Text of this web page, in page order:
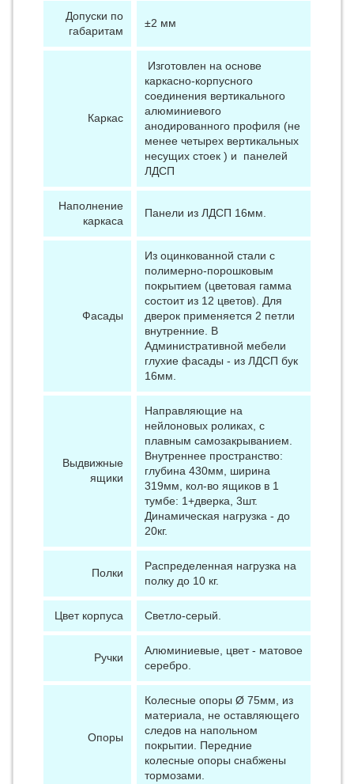
Допуски по
габаритам
±2 мм
Каркас
Изготовлен на основе
каркасно-корпусного
соединения вертикального
алюминиевого
анодированного профиля (не
менее четырех вертикальных
несущих стоек ) и панелей
ЛДСП
Наполнение
каркаса
Панели из ЛДСП 16мм.
Фасады
Из оцинкованной стали с
полимерно-порошковым
покрытием (цветовая гамма
состоит из 12 цветов). Для
дверок применяется 2 петли
внутренние. В
Административной мебели
глухие фасады - из ЛДСП бук
16мм.
Выдвижные
ящики
Направляющие на
нейлоновых роликах, с
плавным самозакрыванием.
Внутреннее пространство:
глубина 430мм, ширина
319мм, кол-во ящиков в 1
тумбе: 1+дверка, 3шт.
Динамическая нагрузка - до
20кг.
Полки
Распределенная нагрузка на
полку до 10 кг.
Цвет корпуса Светло-серый.
Ручки
Алюминиевые, цвет - матовое
серебро.
Опоры
Колесные опоры Ø 75мм, из
материала, не оставляющего
следов на напольном
покрытии. Передние
колесные опоры снабжены
тормозами.